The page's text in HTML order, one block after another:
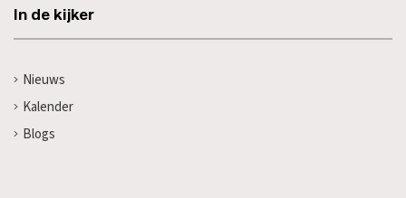
In de kijker
Nieuws
Kalender
Blogs